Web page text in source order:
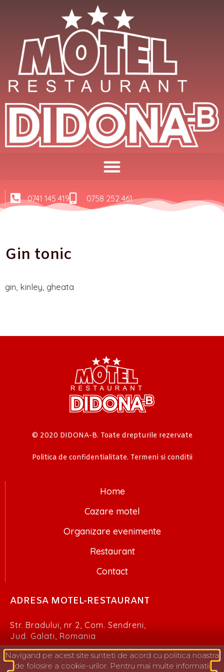
0741 145 419 0758 252 461
Gin tonic
gin, kinley, gheata
© 2020 DIDONA-B. Toate drepturile rezervate
Politica de confidentialitate. Termeni si conditii
Home
Cazare motel
Organizare evenimente
Restaurant
Contact
ADRESA MOTEL-RESTAURANT
Str. Bradului, nr 2, Com. Sendreni,
Jud. Galati, Romania
Navigand pe acest site sunteti de acord cu politica noastra
de folosire a cookie-urilor. Pentru mai multe informatii